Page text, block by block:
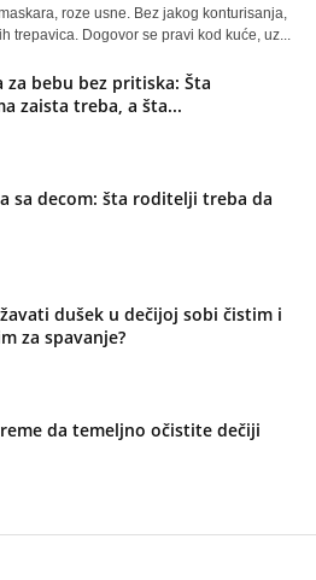
roze usne. Bez jakog konturisanja,
trepavica. Dogovor se pravi kod kuće, uz...
za bebu bez pritiska: Šta
zaista treba, a šta...
sa decom: šta roditelji treba da
dušek u dečijoj sobi čistim i
za spavanje?
da temeljno očistite dečiji